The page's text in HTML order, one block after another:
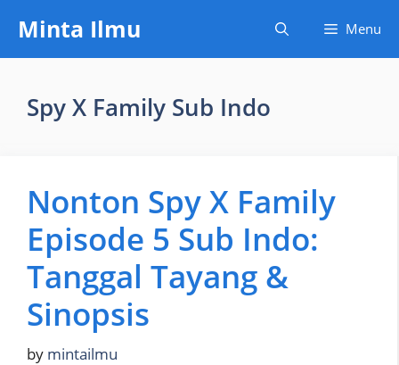
content
Minta Ilmu Menu
Spy X Family Sub Indo
Nonton Spy X Family
Episode 5 Sub Indo:
Tanggal Tayang &
Sinopsis
by mintailmu